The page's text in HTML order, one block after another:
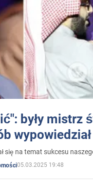
były mistrz
się na temat sukcesu
05.03.2025 19:48